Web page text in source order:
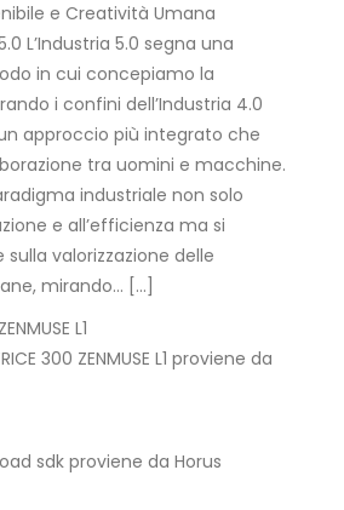
e Creatività Umana
L’Industria 5.0 segna una
in cui concepiamo la
i confini dell’Industria 4.0
approccio più integrato che
tra uomini e macchine.
industriale non solo
e all’efficienza ma si
valorizzazione delle
mirando… […]
L1
300 ZENMUSE L1 proviene da
sdk proviene da Horus